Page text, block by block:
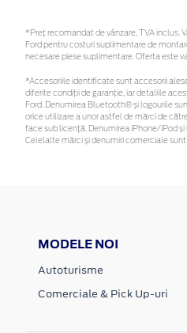
*Preţ recomandat de vânzare, TVA inclus.
Ford pentru costuri suplimentare de
necesare piese suplimentare. Oferta este
*Accesoriile identificate sunt accesorii
diferite condiții de garanție, iar detaliile
Ford. Denumirea Bluetooth® și logourile
orice utilizare a unor astfel de mărci de
face sub licență. Denumirea iPhone/iPod și
Celelalte mărci și denumiri comerciale
MODELE NOI
Autoturisme
Comerciale & Pick Up-uri